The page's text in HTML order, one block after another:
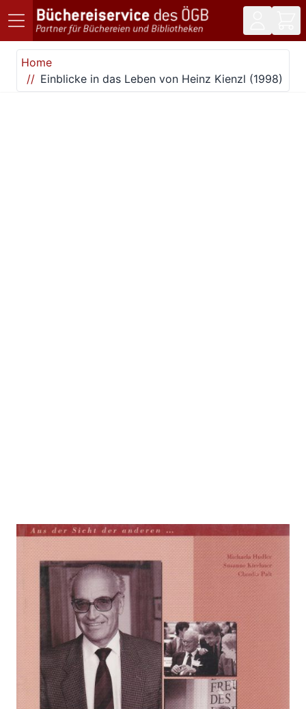
Direkt zum Inhalt
Home
Einblicke in das Leben von Heinz Kienzl (1998)
Einblicke in das Leben von Heinz
Kienzl (1998)
Zur Wunschliste hinzufügen
Michaela Hudler,Susanne Kirchner ,Claudia Palt
Verlag: ÖGB-Verlag,
01.01.1998